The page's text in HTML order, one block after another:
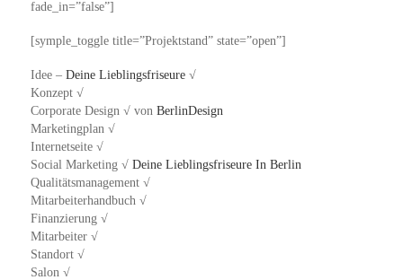
fade_in=”false”]
[symple_toggle title=”Projektstand” state=”open”]
Idee –Deine Lieblingsfriseure √
Konzept √
Corporate Design √ vonBerlinDesign
Marketingplan √
Internetseite √
Social Marketing √Deine Lieblingsfriseure In Berlin
Qualitätsmanagement √
Mitarbeiterhandbuch √
Finanzierung √
Mitarbeiter √
Standort √
Salon √